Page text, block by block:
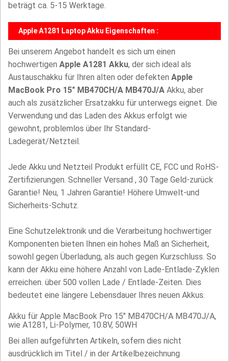
beträgt ca. 5-15 Werktage.
Apple A1281 Laptop Akku Eigenschaften :
Bei unserem Angebot handelt es sich um einen
hochwertigen Apple A1281 Akku, der sich ideal als
Austauschakku für Ihren alten oder defekten Apple
MacBook Pro 15" MB470CH/A MB470J/A Akku, aber
auch als zusätzlicher Ersatzakku für unterwegs eignet. Die
Verwendung und das Laden des Akkus erfolgt wie
gewohnt, problemlos über Ihr Standard-
Ladegerät/Netzteil.
Jede Akku und Netzteil Produkt erfüllt CE, FCC und RoHS-
Zertifizierungen. Schneller Versand , 30 Tage Geld-zurück
Garantie! Neu, 1 Jahren Garantie! Höhere Umwelt-und
Sicherheits-Schutz.
Eine Schutzelektronik und die Verarbeitung hochwertiger
Komponenten bieten Ihnen ein hohes Maß an Sicherheit,
sowohl gegen Überladung, als auch gegen Kurzschluss. So
kann der Akku eine höhere Anzahl von Lade-Entlade-Zyklen
erreichen. über 500 vollen Lade / Entlade-Zeiten. Dies
bedeutet eine längere Lebensdauer Ihres neuen Akkus.
Akku für Apple MacBook Pro 15" MB470CH/A MB470J/A,
wie A1281, Li-Polymer, 10.8V, 50WH
Bei allen aufgeführten Artikeln, sofern dies nicht
ausdrücklich im Titel / in der Artikelbezeichnung